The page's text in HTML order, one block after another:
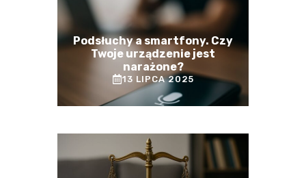
Podsłuchy a smartfony. Czy
Twoje urządzenie jest
narażone?
13 LIPCA 2025